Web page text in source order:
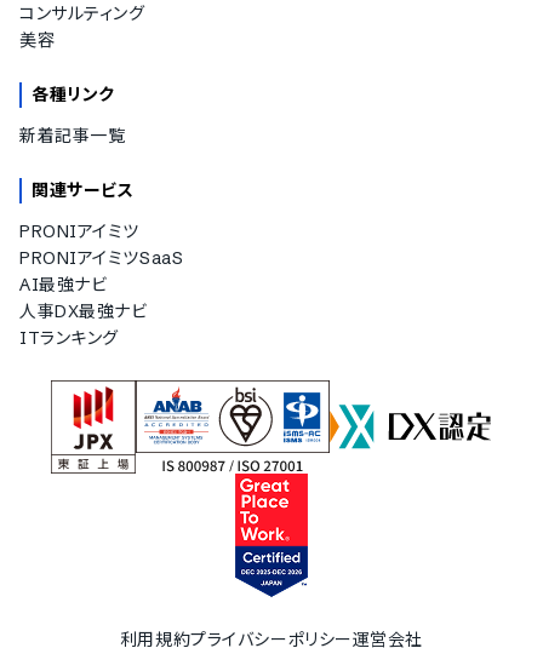
コンサルティング
美容
各種リンク
新着記事一覧
関連サービス
PRONIアイミツ
PRONIアイミツSaaS
AI最強ナビ
人事DX最強ナビ
ITランキング
利用規約プライバシーポリシー運営会社